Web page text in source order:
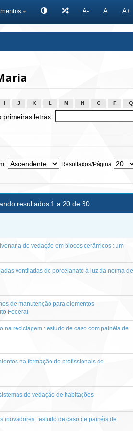
A- A A+
J K L M N O P Q
primeiras letras:
Resultados/Página
resultados 1 a 20 de 30
de vedação em blocos cerâmicos : um
ventiladas de porcelanato à luz da norma de
de manutenção para elementos
Federal
na reciclagem : estudo de caso com painéis de
na formação de profissionais de
de vedação de habitações
inovadores : estudo de caso de painéis de